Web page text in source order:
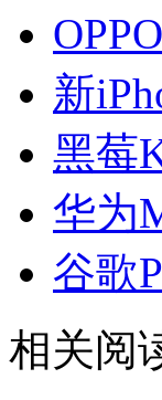
新
黑莓
华为
谷歌
相关阅